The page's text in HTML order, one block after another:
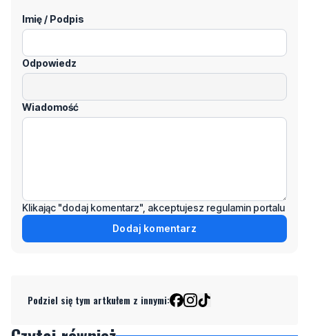
Imię / Podpis
Odpowiedz
Wiadomość
Klikając "dodaj komentarz", akceptujesz regulamin portalu
Dodaj komentarz
Podziel się tym artkułem z innymi: